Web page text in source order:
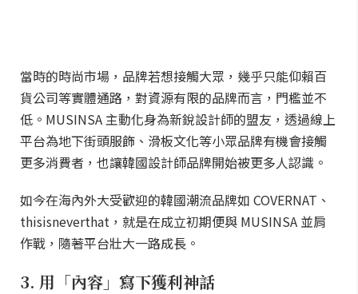
當時的時尚市場，品牌若想接觸大眾，幾乎只能仰賴百
貨公司等實體通路，對資源有限的品牌而言，門檻並不
低。MUSINSA 主動化身為新銳設計師的盟友，透過線上
平台為地下街頭服飾、滑板文化等小眾品牌有機會接觸
更多消費者，也讓韓國設計師品牌開始被更多人認識。
如今在海內外大受歡迎的韓國潮流品牌如 COVERNAT、
thisisneverthat，就是在成立初期便與 MUSINSA 並肩
作戰，隨著平台壯大一路成長。
3. 用「內容」寫下獲利神話